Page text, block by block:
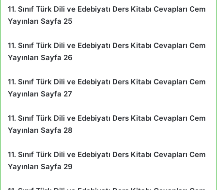
11. Sınıf Türk Dili ve Edebiyatı Ders Kitabı Cevapları Cem
Yayınları Sayfa 25
11. Sınıf Türk Dili ve Edebiyatı Ders Kitabı Cevapları Cem
Yayınları Sayfa 26
11. Sınıf Türk Dili ve Edebiyatı Ders Kitabı Cevapları Cem
Yayınları Sayfa 27
11. Sınıf Türk Dili ve Edebiyatı Ders Kitabı Cevapları Cem
Yayınları Sayfa 28
11. Sınıf Türk Dili ve Edebiyatı Ders Kitabı Cevapları Cem
Yayınları Sayfa 29